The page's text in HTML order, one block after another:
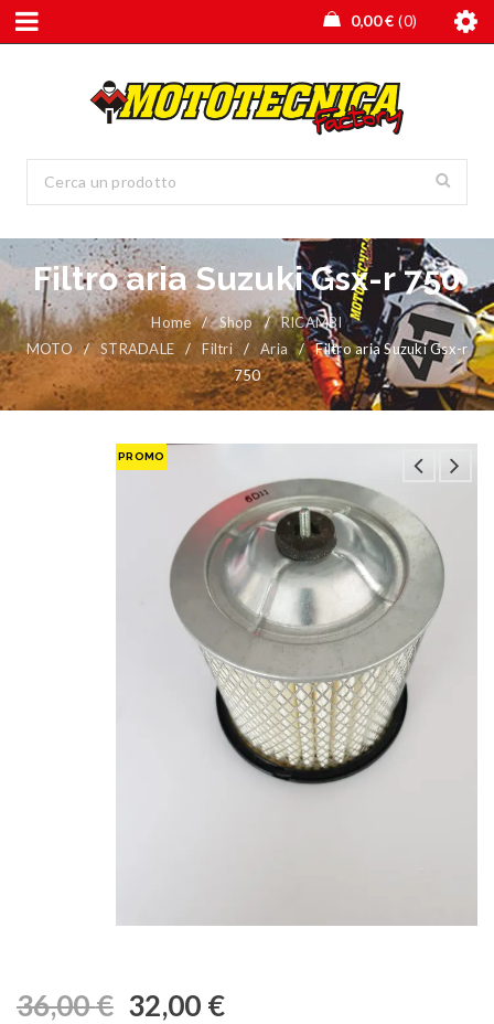
0,00€ 0
Filtro aria Suzuki Gsx-r 750
Home / Shop /
RICAMBI
MOTO
/ STRADALE / Filtri / Aria /
Filtro aria Suzuki Gsx-r
750
PROMO
36,00€ 32,00 €